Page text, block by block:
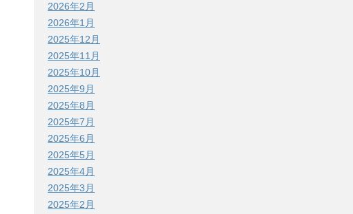
2026年2月
2026年1月
2025年12月
2025年11月
2025年10月
2025年9月
2025年8月
2025年7月
2025年6月
2025年5月
2025年4月
2025年3月
2025年2月